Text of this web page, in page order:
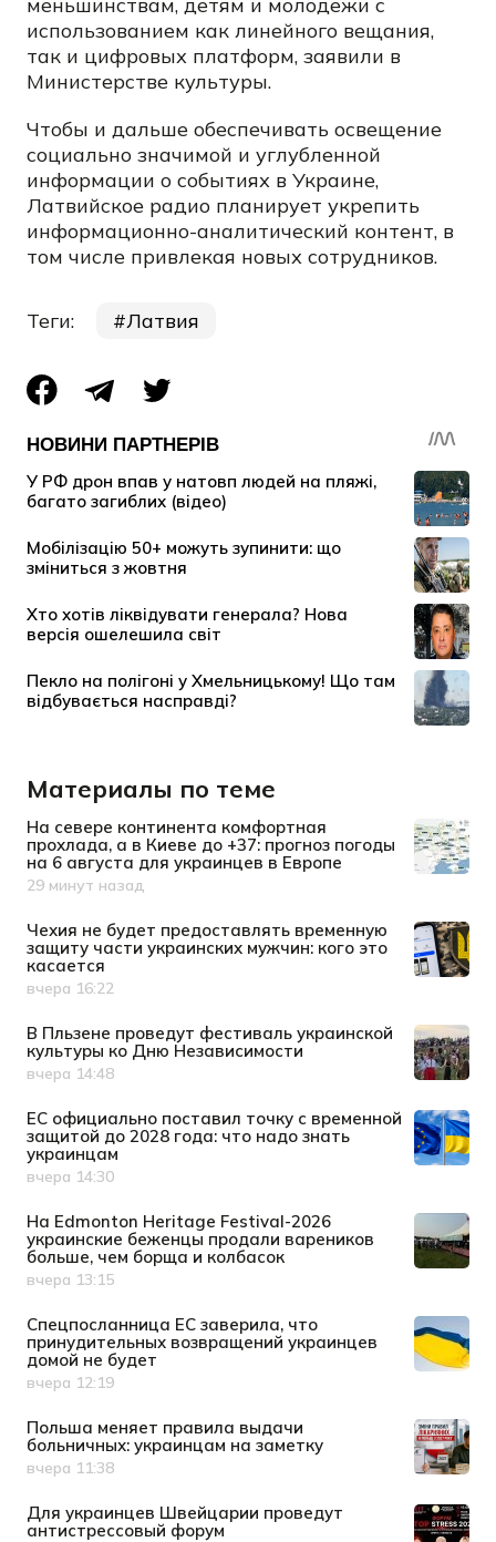
использованием как линейного вещания,
так и цифровых платформ, заявили в
Министерстве культуры.
Чтобы и дальше обеспечивать освещение
социально значимой и углубленной
информации о событиях в Украине,
Латвийское радио планирует укрепить
информационно-аналитический контент, в
том числе привлекая новых сотрудников.
Теги: Латвия
Материалы по теме
На севере континента комфортная
прохлада, а в Киеве до +37: прогноз погоды
на 6 августа для украинцев в Европе
Дата публикации
29 минут назад
Чехия не будет предоставлять временную
защиту части украинских мужчин: кого это
касается
Дата публикации
вчера 16:22
В Пльзене проведут фестиваль украинской
культуры ко Дню Независимости
Дата публикации
вчера 14:48
ЕС официально поставил точку с временной
защитой до 2028 года: что надо знать
украинцам
Дата публикации
вчера 14:30
На Edmonton Heritage Festival-2026
украинские беженцы продали вареников
больше, чем борща и колбасок
Дата публикации
вчера 13:15
Спецпосланница ЕС заверила, что
принудительных возвращений украинцев
домой не будет
Дата публикации
вчера 12:19
Польша меняет правила выдачи
больничных: украинцам на заметку
Дата публикации
вчера 11:38
Для украинцев Швейцарии проведут
антистрессовый форум